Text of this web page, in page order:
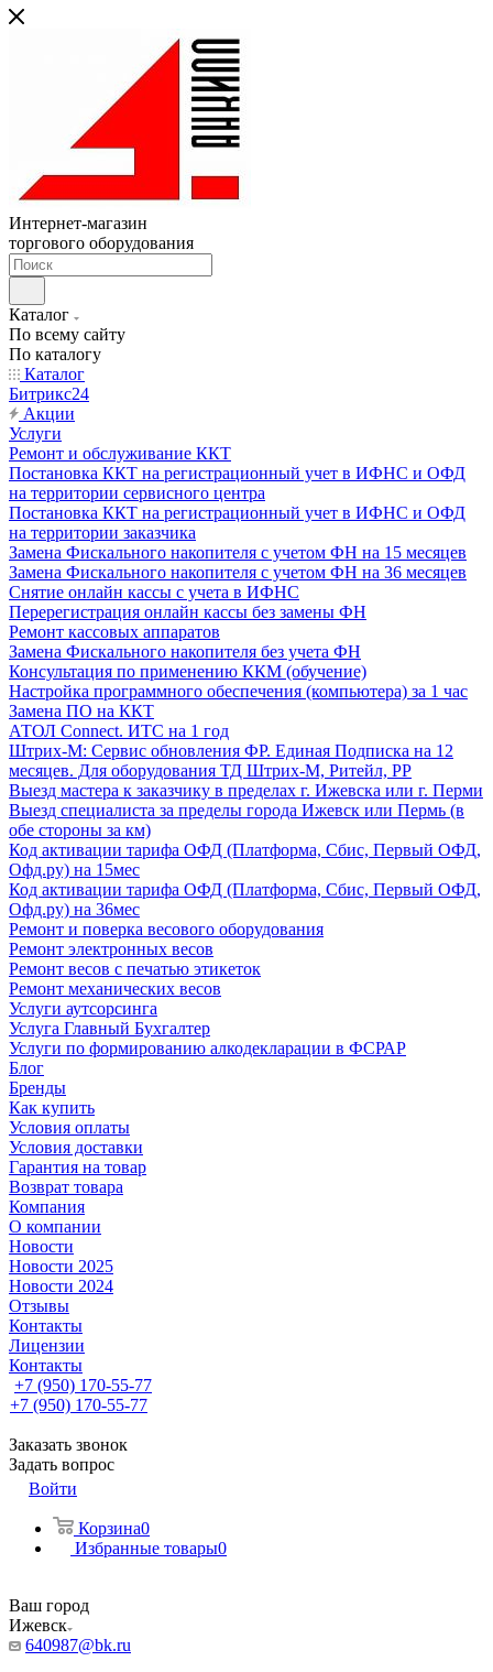
Интернет-магазин
торгового оборудования
Каталог
По всему сайту
По каталогу
Каталог
Битрикс24
Акции
Услуги
Ремонт и обслуживание ККТ
Постановка ККТ на регистрационный учет в ИФНС и ОФД
на территории сервисного центра
Постановка ККТ на регистрационный учет в ИФНС и ОФД
на территории заказчика
Замена Фискального накопителя с учетом ФН на 15 месяцев
Замена Фискального накопителя с учетом ФН на 36 месяцев
Снятие онлайн кассы с учета в ИФНС
Перерегистрация онлайн кассы без замены ФН
Ремонт кассовых аппаратов
Замена Фискального накопителя без учета ФН
Консультация по применению ККМ (обучение)
Настройка программного обеспечения (компьютера) за 1 час
Замена ПО на ККТ
АТОЛ Connect. ИТС на 1 год
Штрих-М: Сервис обновления ФР. Единая Подписка на 12
месяцев. Для оборудования ТД Штрих-М, Ритейл, РР
Выезд мастера к заказчику в пределах г. Ижевска или г. Перми
Выезд специалиста за пределы города Ижевск или Пермь (в
обе стороны за км)
Код активации тарифа ОФД (Платформа, Сбис, Первый ОФД,
Офд.ру) на 15мес
Код активации тарифа ОФД (Платформа, Сбис, Первый ОФД,
Офд.ру) на 36мес
Ремонт и поверка весового оборудования
Ремонт электронных весов
Ремонт весов с печатью этикеток
Ремонт механических весов
Услуги аутсорсинга
Услуга Главный Бухгалтер
Услуги по формированию алкодекларации в ФСРАР
Блог
Бренды
Как купить
Условия оплаты
Условия доставки
Гарантия на товар
Возврат товара
Компания
О компании
Новости
Новости 2025
Новости 2024
Отзывы
Контакты
Лицензии
Контакты
+7 (950) 170-55-77
+7 (950) 170-55-77
Заказать звонок
Задать вопрос
Войти
Корзина0
Избранные товары0
Ваш город
Ижевск
640987@bk.ru